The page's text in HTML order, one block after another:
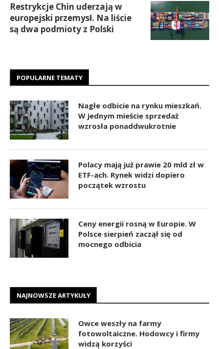
Restrykcje Chin uderzają w
europejski przemysł. Na liście
są dwa podmioty z Polski
POPULARNE TEMATY
Nagłe odbicie na rynku mieszkań.
W jednym mieście sprzedaż
wzrosła ponaddwukrotnie
Polacy mają już prawie 20 mld zł w
ETF-ach. Rynek widzi dopiero
początek wzrostu
Ceny energii rosną w Europie. W
Polsce sierpień zaczął się od
mocnego odbicia
NAJNOWSZE ARTYKUŁY
Owce weszły na farmy
fotowoltaiczne. Hodowcy i firmy
widzą korzyści